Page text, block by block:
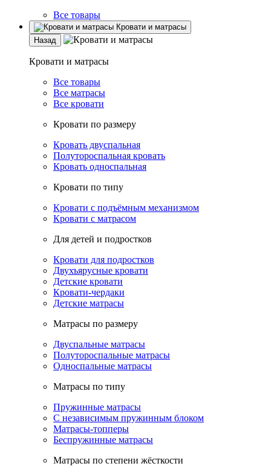
Все товары
Кровати и матрасы
Назад
Кровати и матрасы
Все товары
Все матрасы
Все кровати
Кровати по размеру
Кровать двуспальная
Полутороспальная кровать
Кровать односпальная
Кровати по типу
Кровати с подъёмным механизмом
Кровати с матрасом
Для детей и подростков
Кровати для подростков
Двухъярусные кровати
Детские кровати
Кровати-чердаки
Детские матрасы
Матрасы по размеру
Двуспальные матрасы
Полутороспальные матрасы
Односпальные матрасы
Матрасы по типу
Пружинные матрасы
С независимым пружинным блоком
Матрасы-топперы
Беспружинные матрасы
Матрасы по степени жёсткости